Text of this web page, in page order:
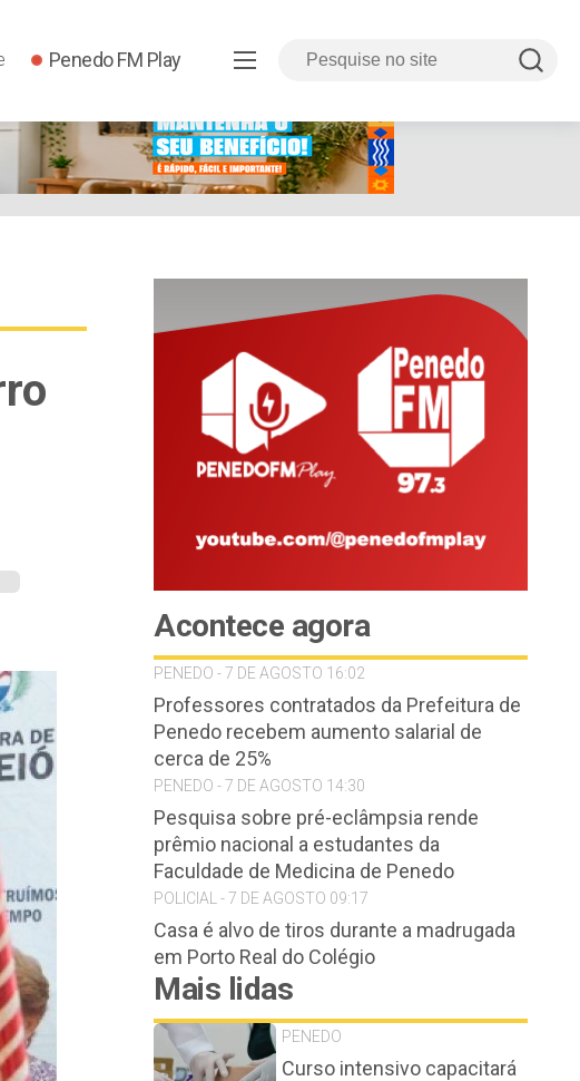
Penedo FM Play
Acontece agora
PENEDO - 7 DE AGOSTO 16:02
Professores contratados da Prefeitura de
Penedo recebem aumento salarial de
cerca de 25%
PENEDO - 7 DE AGOSTO 14:30
Pesquisa sobre pré-eclâmpsia rende
prêmio nacional a estudantes da
Faculdade de Medicina de Penedo
POLICIAL - 7 DE AGOSTO 09:17
Casa é alvo de tiros durante a madrugada
em Porto Real do Colégio
Mais lidas
PENEDO
Curso intensivo capacitará